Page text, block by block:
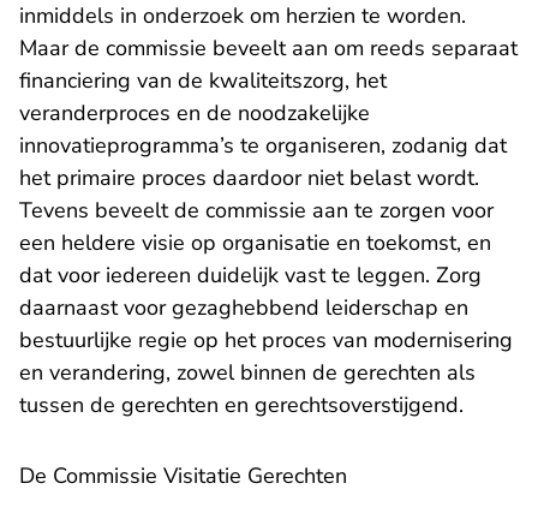
inmiddels in onderzoek om herzien te worden.
Maar de commissie beveelt aan om reeds separaat
financiering van de kwaliteitszorg, het
veranderproces en de noodzakelijke
innovatieprogramma’s te organiseren, zodanig dat
het primaire proces daardoor niet belast wordt.
Tevens beveelt de commissie aan te zorgen voor
een heldere visie op organisatie en toekomst, en
dat voor iedereen duidelijk vast te leggen. Zorg
daarnaast voor gezaghebbend leiderschap en
bestuurlijke regie op het proces van modernisering
en verandering, zowel binnen de gerechten als
tussen de gerechten en gerechtsoverstijgend.
De Commissie Visitatie Gerechten